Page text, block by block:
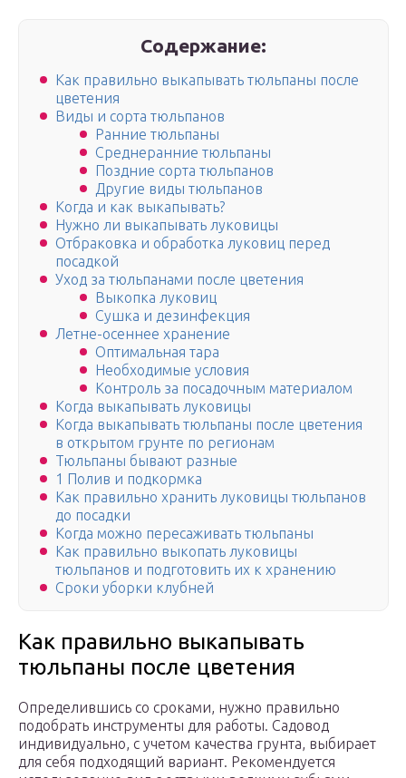
Содержание:
Как правильно выкапывать тюльпаны после
цветения
Виды и сорта тюльпанов
Ранние тюльпаны
Среднеранние тюльпаны
Поздние сорта тюльпанов
Другие виды тюльпанов
Когда и как выкапывать?
Нужно ли выкапывать луковицы
Отбраковка и обработка луковиц перед
посадкой
Уход за тюльпанами после цветения
Выкопка луковиц
Сушка и дезинфекция
Летне-осеннее хранение
Оптимальная тара
Необходимые условия
Контроль за посадочным материалом
Когда выкапывать луковицы
Когда выкапывать тюльпаны после цветения
в открытом грунте по регионам
Тюльпаны бывают разные
1 Полив и подкормка
Как правильно хранить луковицы тюльпанов
до посадки
Когда можно пересаживать тюльпаны
Как правильно выкопать луковицы
тюльпанов и подготовить их к хранению
Сроки уборки клубней
Как правильно выкапывать
тюльпаны после цветения
Определившись со сроками, нужно правильно
подобрать инструменты для работы. Садовод
индивидуально, с учетом качества грунта, выбирает
для себя подходящий вариант. Рекомендуется